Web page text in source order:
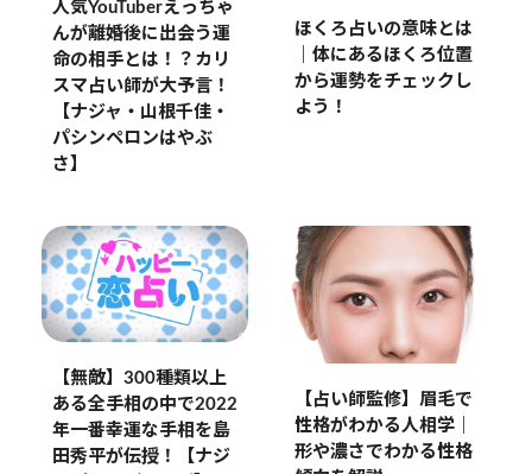
人気YouTuberえっちゃ
んが離婚後に出会う運
命の相手とは！？カリ
スマ占い師が大予言！
【ナジャ・山根千佳・
パシンペロンはやぶ
さ】
ほくろ占いの意味とは
｜体にあるほくろ位置
から運勢をチェックし
よう！
【無敵】300種類以上
ある全手相の中で2022
年一番幸運な手相を島
田秀平が伝授！【ナジ
【占い師監修】眉毛で
性格がわかる人相学｜
形や濃さでわかる性格